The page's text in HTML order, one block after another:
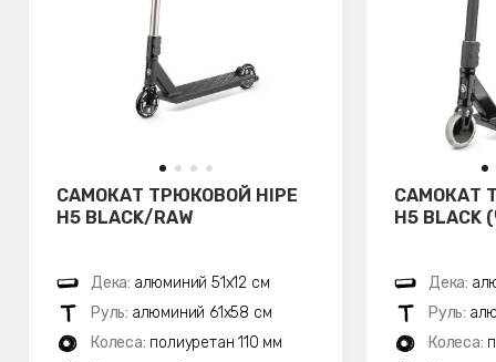
САМОКАТ ТРЮКОВОЙ HIPE
H5 BLACK/RAW
Дека: алюминий 51х12 см
Руль: алюминий 61х58 см
Колеса: полиуретан 110 мм
САМОКАТ
H5
Дека:
Руль:
Колеса: